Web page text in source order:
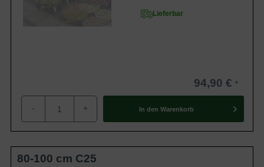
Lieferbar
94,90 €
- + In den Warenkorb
80-100 cm C25